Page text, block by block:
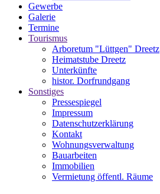
Gewerbe
Galerie
Termine
Tourismus
Arboretum "Lüttgen" Dreetz
Heimatstube Dreetz
Unterkünfte
histor. Dorfrundgang
Sonstiges
Pressespiegel
Impressum
Datenschutzerklärung
Kontakt
Wohnungsverwaltung
Bauarbeiten
Immobilien
Vermietung öffentl. Räume